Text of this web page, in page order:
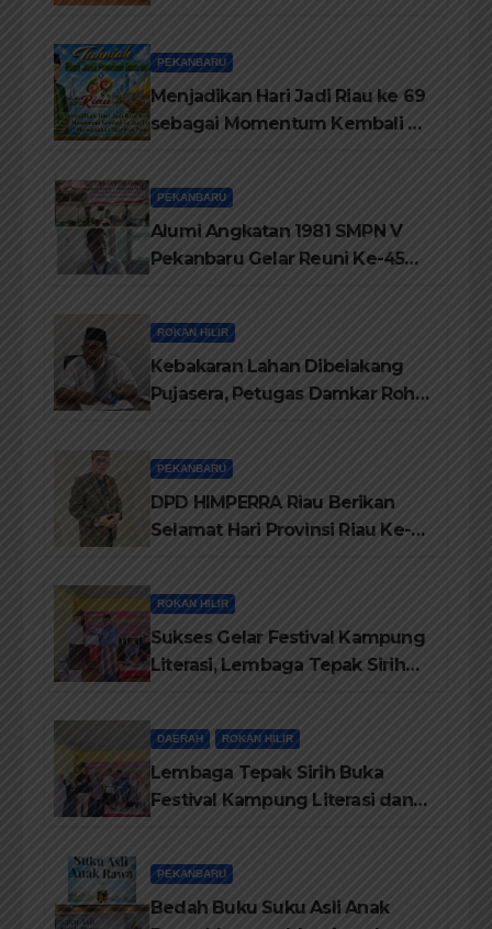
PEKANBARU
Menjadikan Hari Jadi Riau ke 69
sebagai Momentum Kembali ke
PEKANBARU
Alumi Angkatan 1981 SMPN V
Pekanbaru Gelar Reuni Ke-45
ROKAN HILIR
Kebakaran Lahan Dibelakang
Pujasera, Petugas Damkar Rohil
PEKANBARU
DPD HIMPERRA Riau Berikan
Selamat Hari Provinsi Riau Ke-
ROKAN HILIR
Sukses Gelar Festival Kampung
Literasi, Lembaga Tepak Sirih
DAERAH ROKAN HILIR
Lembaga Tepak Sirih Buka
Festival Kampung Literasi dan
PEKANBARU
Bedah Buku Suku Asli Anak